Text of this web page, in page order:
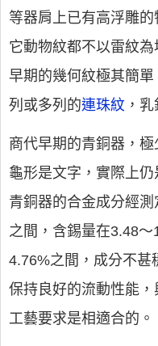
等器肩上已有高浮雕的
它動物紋都不以雷紋
早期的幾何紋極其簡
列或多列的連珠紋 ，
商代早期的青銅器，
龜形是文字，實際上
青銅器的合金成分經
之間，含錫量在3.48
4.76%之間，成分不甚
保持良好的流動性能
工藝要求是相適合的。